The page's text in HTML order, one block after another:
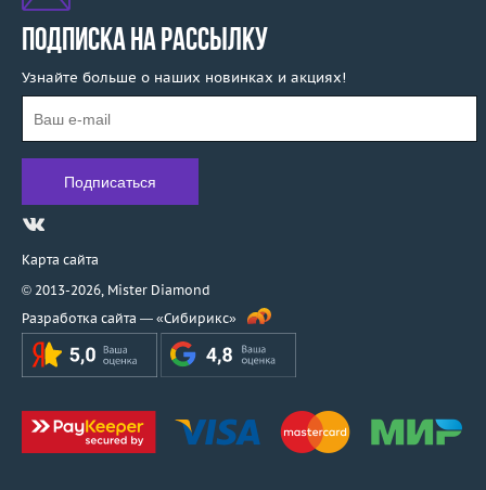
ПОДПИСКА НА РАССЫЛКУ
Узнайте больше о наших новинках и акциях!
Карта сайта
© 2013-2026, Mister Diamond
Разработка сайта — «Сибирикс»